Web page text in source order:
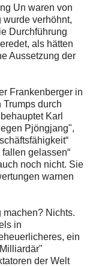
Un waren von
verhöhnt,
Durchführung
als hätten
Aussetzung der
Frankenberger in
durch
behauptet Karl
Pjöngjang",
gelassen“
noch nicht. Sie
warnen
machen? Nichts.
in
ein
der Welt